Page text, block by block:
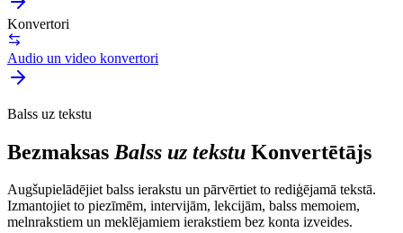
Konvertori
Audio un video konvertori
Balss uz tekstu
Bezmaksas Balss uz tekstu Konvertētājs
Augšupielādējiet balss ierakstu un pārvērtiet to rediģējamā tekstā.
Izmantojiet to piezīmēm, intervijām, lekcijām, balss memoiem,
melnrakstiem un meklējamiem ierakstiem bez konta izveides.